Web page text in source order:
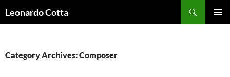
toLeonardo Cotta
Category Archives: Composer